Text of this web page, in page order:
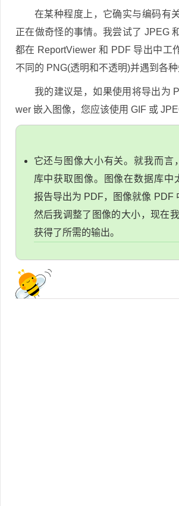
在某种程度上，它确实与编码有
正在做奇怪的事情。我尝试了 JPEG
都在 ReportViewer 和 PDF 导出中工
不同的 PNG(透明和不透明)并遇到各种
我的建议是，如果使用将导出为
wer 嵌入图像，您应该使用 GIF 或
它还与图像大小有关。就我而言
库中获取图像。图像在数据库中
报告导出为 PDF，图像就像 PDF
然后我调整了图像的大小，现在
获得了所需的输出。